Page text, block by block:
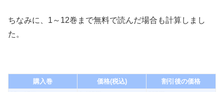
ちなみに、1～12巻まで無料で読んだ場合も計算しまし
た。
購入巻 価格(税込)
割引後の価格